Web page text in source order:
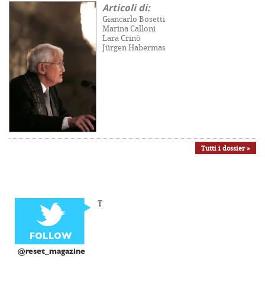
Articoli di:
Giancarlo Bosetti
Marina Calloni
Lara Crinò
Jürgen Habermas
Tutti i dossier »
@reset_magazine
T